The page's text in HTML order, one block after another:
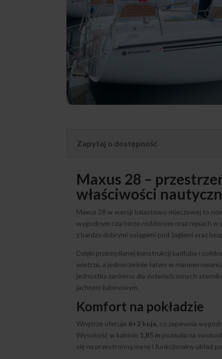
Zapytaj o dostępność
Maxus 28 –
właściwości
Maxus 28 w wersji balastowo-mieczowej to
wygodnym czarterze rodzinnym oraz rejsach
z bardzo dobrymi osiągami pod żaglami oraz
Dzięki przemyślanej konstrukcji kadłuba i
wietrze, a jednocześnie łatwy w
jednostka zarówno dla doświadczonych
jachtem kabinowym.
Komfort na pokładzie
Wnętrze oferuje 6+2 koje, co zapewnia
Wysokość w kabinie 1,85 m pozwala na
się na przestronną mesę i funkcjonalny układ